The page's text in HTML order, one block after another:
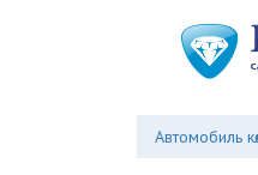
Автомобиль